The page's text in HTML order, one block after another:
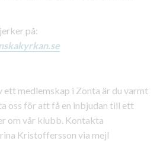
på:
ett medlemskap i Zonta är du varmt
oss för att få en inbjudan till ett
om vår klubb. Kontakta
Kristoffersson via mejl